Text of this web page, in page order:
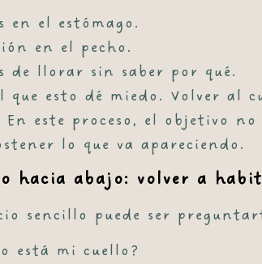
en el estómago.
en el pecho.
de llorar sin saber por qué.
que esto dé miedo. Volver al
En este proceso, el objetivo
lo que va apareciendo.
hacia abajo: volver a
sencillo puede ser
está mi cuello?